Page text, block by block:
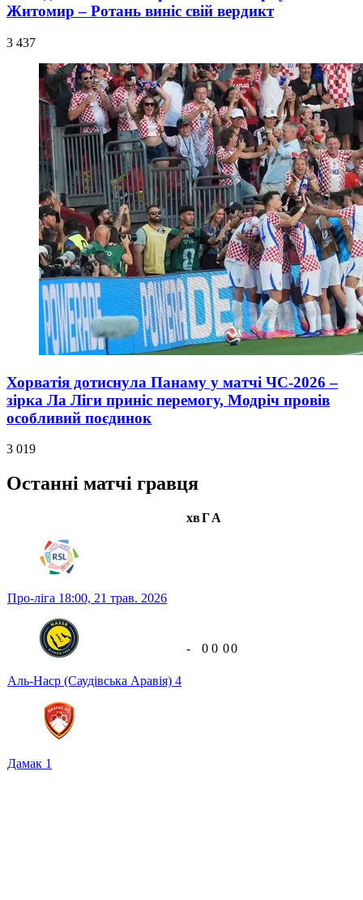
Житомир – Ротань виніс свій вердикт
3 437
Хорватія дотиснула Панаму у матчі ЧС-2026 –
зірка Ла Ліги приніс перемогу, Модріч провів
особливий поєдинок
3 019
Останні матчі гравця
хвГА
Про-ліга 18:00, 21 трав. 2026
Аль-Наср (Саудівська Аравія) 4
Дамак 1
- 0 0 00